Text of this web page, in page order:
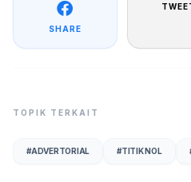
SHARE
TOPIK TERKAIT
#ADVERTORIAL #TITIK NOL